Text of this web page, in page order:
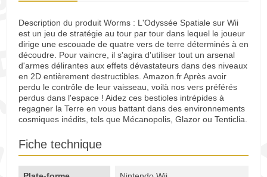
Description du produit Worms : L'Odyssée Spatiale sur Wii
est un jeu de stratégie au tour par tour dans lequel le joueur
dirige une escouade de quatre vers de terre déterminés à en
découdre. Pour vaincre, il s'agira d'utiliser tout un arsenal
d'armes délirantes aux effets dévastateurs dans des niveaux
en 2D entièrement destructibles. Amazon.fr Après avoir
perdu le contrôle de leur vaisseau, voilà nos vers préférés
perdus dans l'espace ! Aidez ces bestioles intrépides à
regagner la Terre en vous battant dans des environnements
cosmiques inédits, tels que Mécanopolis, Glazor ou Tenticlia.
Fiche technique